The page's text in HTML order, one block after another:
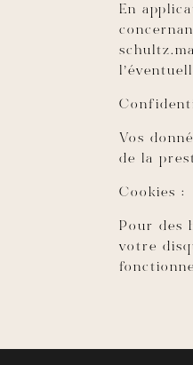
En
Vos
de la
Cookies :
Pour des
votre